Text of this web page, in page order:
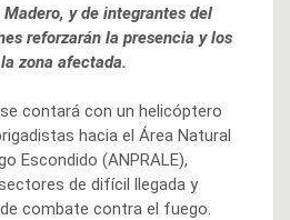
y de integrantes del
reforzarán la presencia y los
zona afectada.
contará con un helicóptero
hacia el Área Natural
Escondido (ANPRALE),
de difícil llegada y
combate contra el fuego.